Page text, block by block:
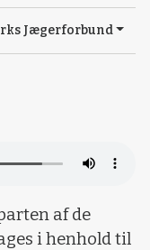
Jægerforbund
af de
i henhold til